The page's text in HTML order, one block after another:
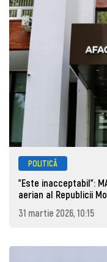
POLITICĂ
"Este inacceptabil":
aerian al Republicii
31 martie 2026, 10:15